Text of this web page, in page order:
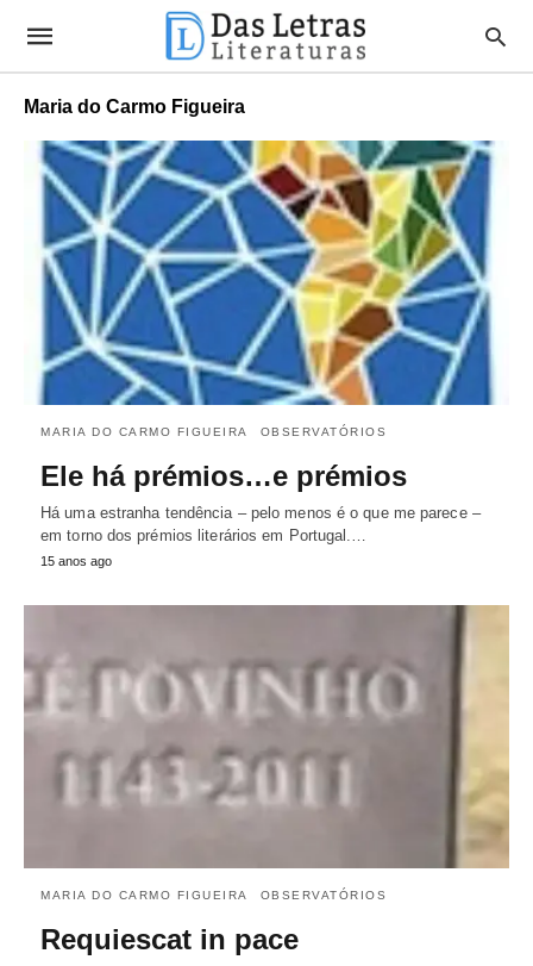
Maria do Carmo Figueira
MARIA DO CARMO FIGUEIRA OBSERVATÓRIOS
Ele há prémios…e prémios
Há uma estranha tendência – pelo menos é o que me parece –
em torno dos prémios literários em Portugal.…
15 anos ago
MARIA DO CARMO FIGUEIRA OBSERVATÓRIOS
Requiescat in pace